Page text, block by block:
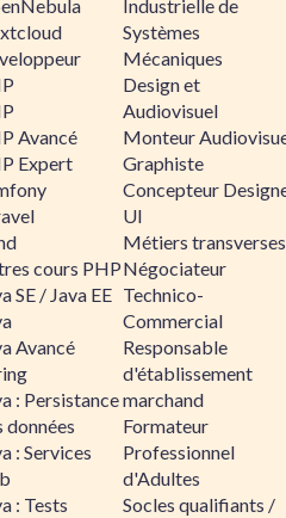
Avancé
Expert
cours PHP
SE / Java EE
Avancé
: Persistance
données
: Services
: Tests
Industrielle de
Systèmes
Mécaniques
Design et
Audiovisuel
Monteur
Graphiste
Concepteur
UI
Métiers transverses
Négociateur
Technico-
Commercial
Responsable
d'établissement
marchand
Formateur
Professionnel
d'Adultes
Socles qualifiants /